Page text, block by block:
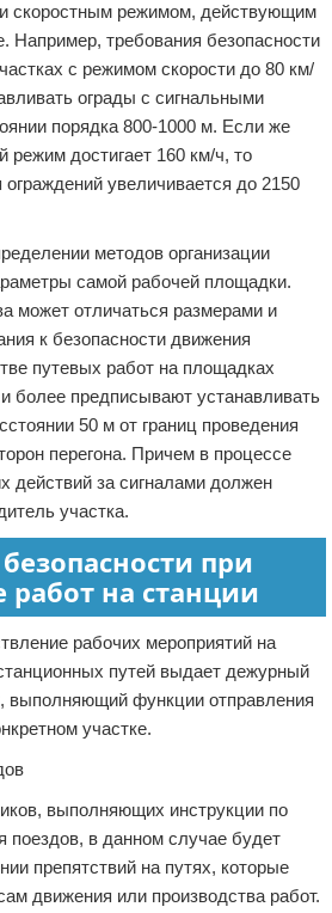
скоростным режимом, действующим
Например, требования безопасности
с режимом скорости до 80 км/
ограды с сигнальными
порядка 800-1000 м. Если же
режим достигает 160 км/ч, то
увеличивается до 2150
методов организации
самой рабочей площадки.
может отличаться размерами и
к безопасности движения
путевых работ на площадках
более предписывают устанавливать
50 м от границ проведения
перегона. Причем в процессе
действий за сигналами должен
участка.
при
работ на станции
рабочих мероприятий на
путей выдает дежурный
выполняющий функции отправления
участке.
выполняющих инструкции по
поездов, в данном случае будет
препятствий на путях, которые
движения или производства работ.